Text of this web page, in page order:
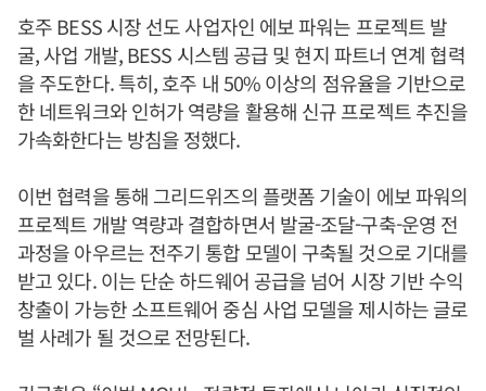
호주 BESS 시장 선도 사업자인 에보 파워는 프로젝트 발
굴, 사업 개발, BESS 시스템 공급 및 현지 파트너 연계 협력
을 주도한다. 특히, 호주 내 50% 이상의 점유율을 기반으로
한 네트워크와 인허가 역량을 활용해 신규 프로젝트 추진을
가속화한다는 방침을 정했다.
이번 협력을 통해 그리드위즈의 플랫폼 기술이 에보 파워의
프로젝트 개발 역량과 결합하면서 발굴-조달-구축-운영 전
과정을 아우르는 전주기 통합 모델이 구축될 것으로 기대를
받고 있다. 이는 단순 하드웨어 공급을 넘어 시장 기반 수익
창출이 가능한 소프트웨어 중심 사업 모델을 제시하는 글로
벌 사례가 될 것으로 전망된다.